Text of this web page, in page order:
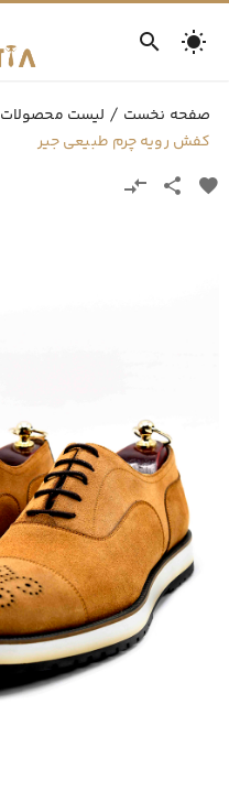
صفحه نخست لیست محصولات
کفش رویه چرم طبیعی جیر